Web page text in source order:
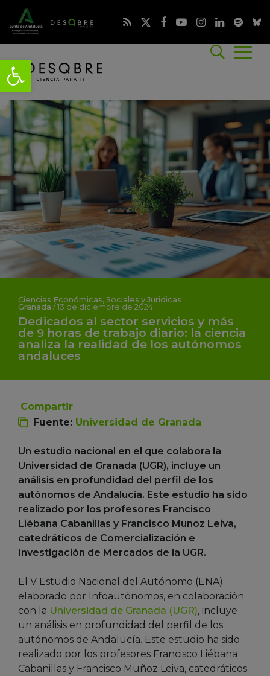
Ciencias Económicas, Sociales y Juridicas
Granada / 13 de diciembre de 2024
Dedicados al sector servicios y más
de 9 horas de trabajo diario: la ciencia
analiza la realidad de los autónomos
andaluces
Compartir
Fuente: Universidad de Granada
Un estudio nacional en el que colabora la
Universidad de Granada (UGR), incluye un
análisis en profundidad del perfil de los
autónomos de Andalucía. Este estudio ha sido
realizado por los profesores Francisco
Liébana Cabanillas y Francisco Muñoz Leiva,
catedráticos de Comercialización e
Investigación de Mercados de la UGR.
El V Estudio Nacional del Autónomo (ENA)
elaborado por Infoautónomos, en colaboración
con la Universidad de Granada (UGR), incluye
un análisis en profundidad del perfil de los
autónomos de Andalucía. Este estudio ha sido
realizado por los profesores Francisco Liébana
Cabanillas y Francisco Muñoz Leiva, catedráticos